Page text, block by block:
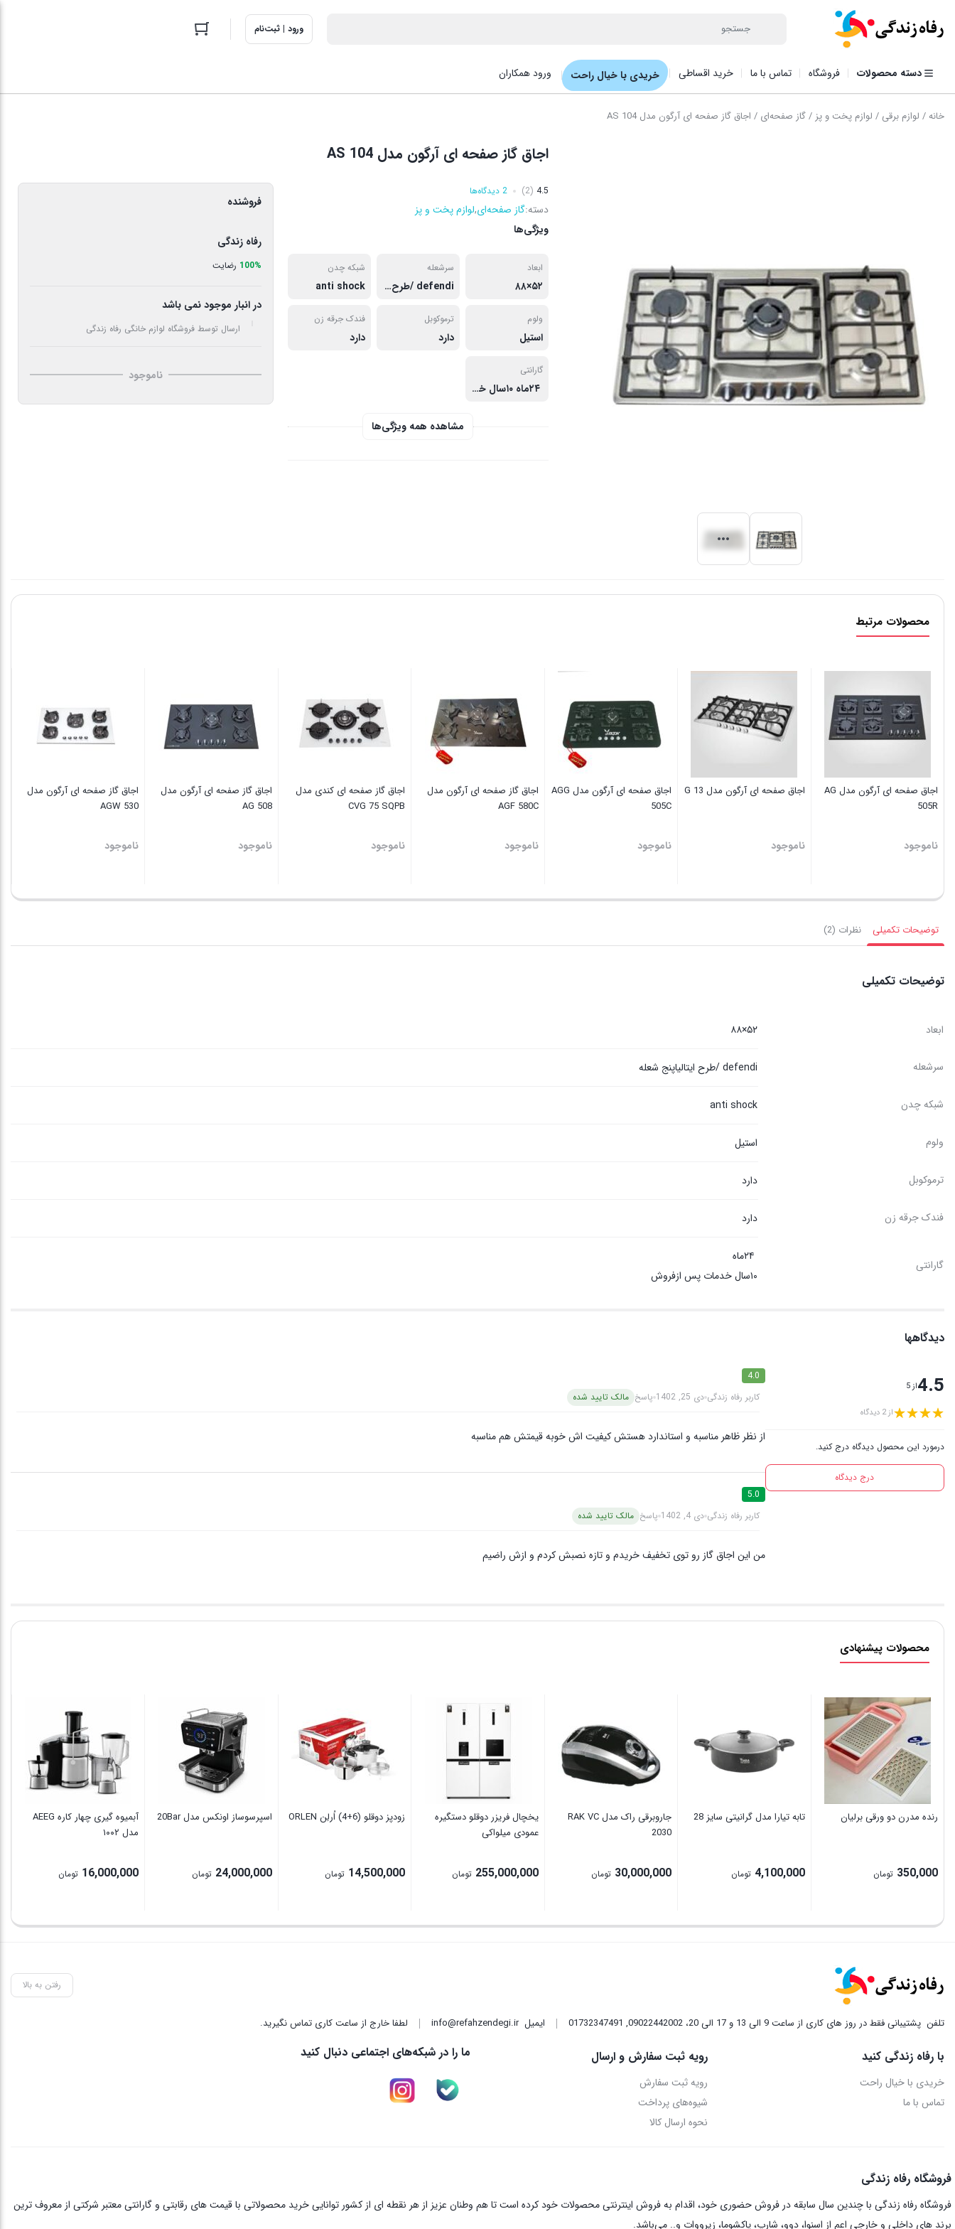
ورود | ثبت‌نام
دسته محصولات فروشگاه تماس با ما خرید اقساطی خریدی با خیال راحت ورود همکاران
خانه/ لوازم برقی / لوازم پخت و پز /گاز صفحه‌ای / اجاق گاز صفحه ای آرگون مدل AS 104
اجاق گاز صفحه ای آرگون مدل AS 104
4.5
(2) 2 دیدگاه‌ها
دسته:گاز صفحه‌ای,لوازم پخت و پز
ویژگی‌ها
ابعاد
۵۲×۸۸
سرشعله
defendi /طرح ایتالیاپنج شعله
شبکه چدن
anti shock
ولوم
استیل
ترموکوبل
دارد
فندک جرقه زن
دارد
گارانتی
۲۴ماه ۱۰سال خدمات پس ازفروش
مشاهده همه ویژگی‌ها
فروشنده
رفاه زندگی
100% رضایت
در انبار موجود نمی باشد
ارسال توسط فروشگاه لوازم خانگی رفاه زندگی
ناموجود
محصولات مرتبط
اجاق صفحه ای آرگون مدل AG
505R
ناموجود
اجاق صفحه ای آرگون مدل G 13
ناموجود
اجاق صفحه ای آرگون مدل AGG
505C
ناموجود
اجاق گاز صفحه ای آرگون مدل
AGF 580C
ناموجود
اجاق گاز صفحه ای کندی مدل
CVG 75 SQPB
ناموجود
اجاق گاز صفحه ای آرگون مدل
AG 508
ناموجود
اجاق گاز صفحه ای آرگون مدل
AGW 530
ناموجود
توضیحات تکمیلی نظرات (2)
توضیحات تکمیلی
ابعاد ۵۲×۸۸
سرشعله defendi /طرح ایتالیاپنج شعله
شبکه چدن anti shock
ولوم استیل
ترموکوبل دارد
فندک جرقه زن دارد
گارانتی
۱۰سال خدمات پس ازفروش
دیدگاهها
4.5از 5
از 2 دیدگاه
درمورد این محصول دیدگاه درج کنید.
درج دیدگاه
4.0
کاربر رفاه زندگی دی 25, 1402 پاسخ مالک تایید شده
از نظر ظاهر مناسبه و استاندارد هستش کیفیت اش خوبه قیمتش هم مناسبه
5.0
کاربر رفاه زندگی دی 4, 1402 پاسخ مالک تایید شده
من این اجاق گاز رو توی تخفیف خریدم و تازه نصبش کردم و ازش راضیم
محصولات پیشنهادی
رنده مدرن دو ورقی برلیان
350,000 تومان
تابه تیارا مدل گرانیتی سایز 28
4,100,000 تومان
جاروبرقی راک مدل RAK VC
2030
30,000,000 تومان
یخچال فریزر دوقلو دستگیره
عمودی میلواکی
255,000,000 تومان
زودپز دوقلو (6+4) اُرلِن ORLEN
14,500,000 تومان
اسپرسوساز اونکس مدل 20Bar
24,000,000 تومان
آبمیوه گیری چهار کاره AEEG
مدل ۱۰۰۲
16,000,000 تومان
رفتن به بالا
تلفن پشتیبانی فقط در روز های کاری از ساعت 9 الی 13 و 17 الی 20، 09022442002 ,
01732347491 ایمیلinfo@refahzendegi.ir لطفا خارج از ساعت کاری تماس نگیرید.
با رفاه زندگی کنید
خریدی با خیال راحت
تماس با ما
رویه ثبت سفارش و ارسال
رویه ثبت سفارش
شیوه‌های پرداخت
نحوه ارسال کالا
ما را در شبکه‌های اجتماعی دنبال کنید
فروشگاه رفاه زندگی
فروشگاه رفاه زندگی با چندین سال سابقه در فروش حضوری خود، اقدام به فروش اینترنتی محصولات خود کرده است تا هم وطنان عزیز از هر نقطه ای از کشور توانایی خرید محصولاتی با قیمت های رقابتی و گارانتی معتبر شرکتی از معروف ترین
برند های داخلی و خارجی اعم از اسنوا، دوو، شارپ، پاکشوما، زیرووات و.. می‌باشد.